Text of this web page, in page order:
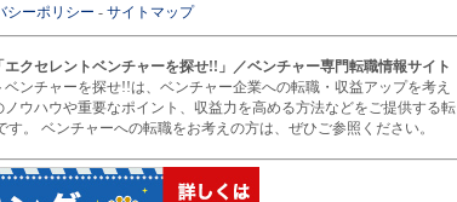
シーポリシー - サイトマップ
「エクセレントベンチャーを探せ!!」／ベンチャー専門転職情報サイト
ベンチャーを探せ!!は、ベンチャー企業への転職・収益アップを考え
ノウハウや重要なポイント、収益力を高める方法などをご提供する転
す。 ベンチャーへの転職をお考えの方は、ぜひご参照ください。